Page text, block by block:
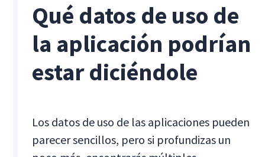
Qué datos de uso de
la aplicación podrían
estar diciéndole
Los datos de uso de las aplicaciones pueden
parecer sencillos, pero si profundizas un